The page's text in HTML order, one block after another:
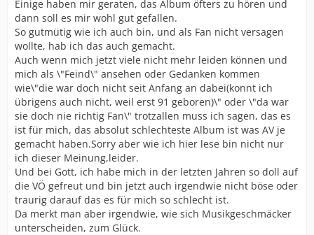
Einige haben mir geraten, das Album öfters zu hören und
dann soll es mir wohl gut gefallen.
So gutmütig wie ich auch bin, und als Fan nicht versagen
wollte, hab ich das auch gemacht.
Auch wenn mich jetzt viele nicht mehr leiden können und
mich als \"Feind\" ansehen oder Gedanken kommen
wie\"die war doch nicht seit Anfang an dabei(konnt ich
übrigens auch nicht, weil erst 91 geboren)\" oder \"da war
sie doch nie richtig Fan\" trotzallen muss ich sagen, das es
ist für mich, das absolut schlechteste Album ist was AV je
gemacht haben.Sorry aber wie ich hier lese bin nicht nur
ich dieser Meinung,leider.
Und bei Gott, ich habe mich in der letzten Jahren so doll auf
die VÖ gefreut und bin jetzt auch irgendwie nicht böse oder
traurig darauf das es für mich so schlecht ist.
Da merkt man aber irgendwie, wie sich Musikgeschmäcker
unterscheiden, zum Glück.